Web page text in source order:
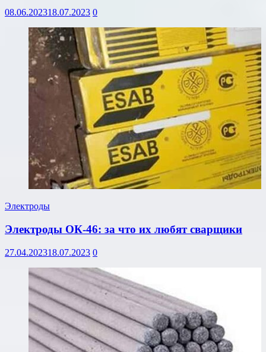
08.06.202318.07.2023 0
Электроды
Электроды ОК-46: за что их любят сварщики
27.04.202318.07.2023 0